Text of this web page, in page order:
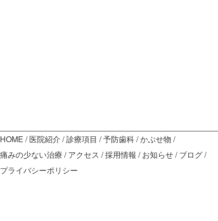
HOME 医院紹介 診療項目 予防歯科 かぶせ物
痛みの少ない治療
アクセス 採用情報 お知らせ ブログ
プライバシーポリシー